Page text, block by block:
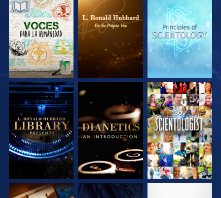
EXPLORA LAS
SERIES
EXPLORA LAS
SERIES
EXPLORA LAS
SERIES
EXPLORA LAS
SERIES
EXPLORA LAS
SERIES
VE